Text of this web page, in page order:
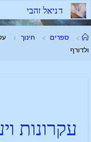
דניאל זהבי
ספרים חינוך
ולדורף
עקרונות